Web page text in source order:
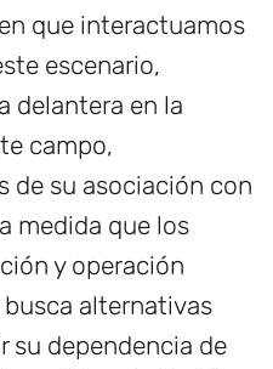
que interactuamos
escenario,
delantera en la
campo,
de su asociación con
medida que los
y operación
alternativas
su dependencia de